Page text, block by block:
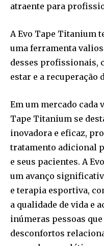
atraente para
A Evo Tape Titanium
uma ferramenta
desses profissionais,
estar e a recuperação
Em um mercado cada
Tape Titanium se
inovadora e eficaz,
tratamento adicional
e seus pacientes. A
um avanço
e terapia esportiva,
a qualidade de vida e
inúmeras pessoas
desconfortos